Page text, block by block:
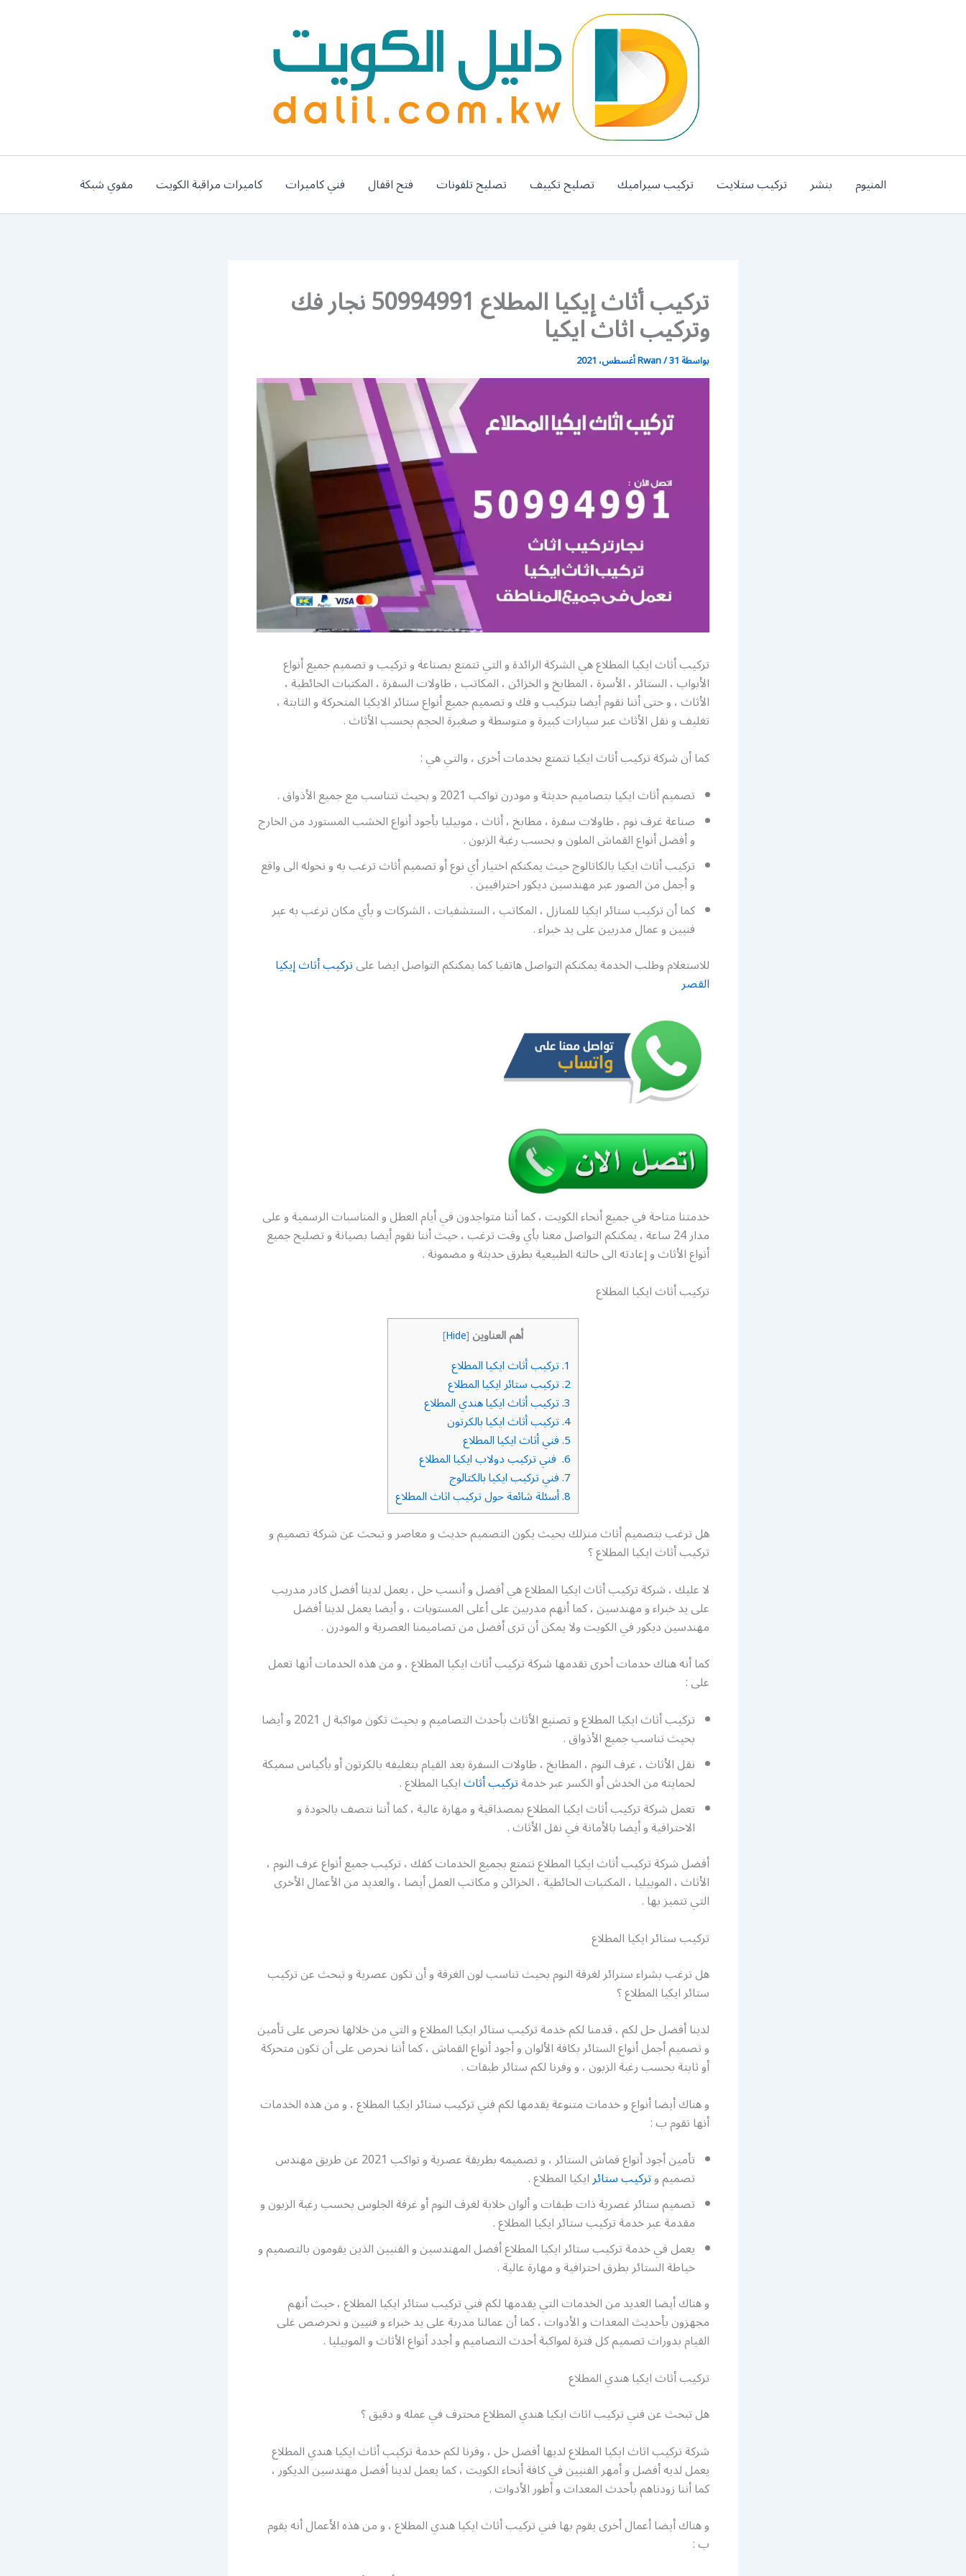
المنيوم بنشر تركيب ستلايت تركيب سيراميك تصليح تكييف تصليح تلفونات فتح اقفال فني كاميرات كاميرات مراقبة الكويت مقوي شبكة
تركيب أثاث إيكيا المطلاع 50994991 نجار فك
وتركيب اثاث ايكيا
بواسطة Rwan/31 أغسطس، 2021
تركيب أثاث ايكيا المطلاع هي الشركة الرائدة و التي تتمتع بصناعة و تركيب و تصميم جميع أنواع
الأبواب ، الستائر ، الأسرة ، المطابخ و الخزائن ، المكاتب ، طاولات السفرة ، المكتبات الحائطية ،
الأثاث ، و حتى أننا نقوم أيضا بتركيب و فك و تصميم جميع أنواع ستائر الايكيا المتحركة و الثابتة ،
تغليف و نقل الأثاث عبر سيارات كبيرة و متوسطة و صغيرة الحجم بحسب الأثاث .
كما أن شركة تركيب أثاث ايكيا تتمتع بخدمات أخرى ، والتي هي :
تصميم أثاث ايكيا بتصاميم حديثة و مودرن تواكب 2021 و بحيث تتناسب مع جميع الأذواق .
صناعة غرف نوم ، طاولات سفرة ، مطابخ ، أثاث ، موبيليا بأجود أنواع الخشب المستورد من الخارج
و أفضل أنواع القماش الملون و بحسب رغبة الزبون .
تركيب أثاث ايكيا بالكاتالوج حيث يمكنكم اختيار أي نوع أو تصميم أثاث ترغب به و نحوله الى واقع
و أجمل من الصور عبر مهندسين ديكور احترافيين .
كما أن تركيب ستائر ايكيا للمنازل ، المكاتب ، الستشفيات ، الشركات و بأي مكان ترغب به عبر
فنيين و عمال مدربين على يد خبراء .
للاستعلام وطلب الخدمة يمكنكم التواصل هاتفيا كما يمكنكم التواصل ايضا علىتركيب أثاث إيكيا
القصر
خدمتنا متاحة في جميع أنحاء الكويت ، كما أننا متواجدون في أيام العطل و المناسبات الرسمية و على
مدار 24 ساعة ، يمكنكم التواصل معنا بأي وقت ترغب ، حيث أننا نقوم أيضا بصيانة و تصليح جميع
أنواع الأثاث و إعادته الى حالته الطبيعية بطرق حديثة و مضمونة .
تركيب أثاث ايكيا المطلاع
أهم العناوين [
Hide
]
1. تركيب أثاث ايكيا المطلاع
2. تركيب ستائر ايكيا المطلاع
3. تركيب أثاث ايكيا هندي المطلاع
4. تركيب أثاث ايكيا بالكرتون
5. فني أثاث ايكيا المطلاع
6. فني تركيب دولاب ايكيا المطلاع
7. فني تركيب ايكيا بالكتالوج
8. أسئلة شائعة حول تركيب اثاث المطلاع
هل ترغب بتصميم أثاث منزلك بحيث يكون التصميم حديث و معاصر و تبحث عن شركة تصميم و
تركيب أثاث ايكيا المطلاع ؟
لا عليك ، شركة تركيب أثاث ايكيا المطلاع هي أفضل و أنسب حل ، يعمل لدينا أفضل كادر مدريب
على يد خبراء و مهندسين ، كما أنهم مدربين على أعلى المستويات ، و أيضا يعمل لدينا أفضل
مهندسين ديكور في الكويت ولا يمكن أن ترى أفضل من تصاميمنا العصرية و المودرن .
كما أنه هناك خدمات أخرى تقدمها شركة تركيب أثاث ايكيا المطلاع ، و من هذه الخدمات أنها تعمل
على :
تركيب أثاث ايكيا المطلاع و تصنيع الأثاث بأحدث التصاميم و بحيث تكون مواكبة ل 2021 و أيضا
بحيث تناسب جميع الأذواق .
نقل الأثاث ، غرف النوم ، المطابخ ، طاولات السفرة بعد القيام بتغليفه بالكرتون أو بأكياس سميكة
لحمايته من الخدش أو الكسر عبر خدمةتركيب أثاثايكيا المطلاع .
تعمل شركة تركيب أثاث ايكيا المطلاع بمصداقية و مهارة عالية ، كما أننا نتصف بالجودة و
الاحترافية و أيضا بالأمانة في نقل الأثاث .
أفضل شركة تركيب أثاث ايكيا المطلاع تتمتع بجميع الخدمات كفك ، تركيب جميع أنواع غرف النوم ،
الأثاث ، الموبيليا ، المكتبات الحائطية ، الخزائن و مكاتب العمل أيضا ، والعديد من الأعمال الأخرى
التي تتميز بها .
تركيب ستائر ايكيا المطلاع
هل ترغب بشراء سترائر لغرفة النوم بحيث تناسب لون الغرفة و أن تكون عصرية و تبحث عن تركيب
ستائر ايكيا المطلاع ؟
لدينا أفضل حل لكم ، قدمنا لكم خدمة تركيب ستائر ايكيا المطلاع و التي من خلالها نحرص على تأمين
و تصميم أجمل أنواع الستائر بكافة الألوان و أجود أنواع القماش ، كما أننا نحرص على أن تكون متحركة
أو ثابتة بحسب رغبة الزبون ، و وفرنا لكم ستائر طبقات .
و هناك أيضا أنواع و خدمات متنوعة يقدمها لكم فني تركيب ستائر ايكيا المطلاع ، و من هذه الخدمات
أنها تقوم ب :
تأمين أجود أنواع قماش الستائر ، و تصميمه بطريقة عصرية و تواكب 2021 عن طريق مهندس
تصميم وتركيب ستائرايكيا المطلاع .
تصميم ستائر غصرية ذات طبقات و ألوان خلابة لغرف النوم أو غرفة الجلوس بحسب رغبة الزبون و
مقدمة عبر خدمة تركيب ستائر ايكيا المطلاع .
يعمل في خدمة تركيب ستائر ايكيا المطلاع أفضل المهندسين و الفنيين الذين يقومون بالتصميم و
خياطة الستائر بطرق احترافية و مهارة عالية .
و هناك أيضا العديد من الخدمات التي يقدمها لكم فني تركيب ستائر ايكيا المطلاع ، حيث أنهم
مجهزون بأحديث المعدات و الأدوات ، كما أن عمالنا مدربة على يد خبراء و فنيين و نحرضص غلى
القيام بدورات تصميم كل فترة لمواكبة أحدث التصاميم و أجدد أنواع الأثاث و الموبيليا .
تركيب أثاث ايكيا هندي المطلاع
هل تبحث عن فني تركيب اثاث ايكيا هندي المطلاع محترف في عمله و دقيق ؟
شركة تركيب اثاث ايكيا المطلاع لديها أفضل حل ، وفرنا لكم خدمة تركيب أثاث ايكيا هندي المطلاع
يعمل لديه أفضل و أمهر الفنيين في كافة أنحاء الكويت ، كما يعمل لدينا أفضل مهندسين الديكور ،
كما أننا زودناهم بأحدث المعدات و أطور الأدوات .
و هناك أيضا أعمال أخرى يقوم بها فني تركيب أثاث ايكيا هندي المطلاع ، و من هذه الأعمال أنه يقوم
ب :